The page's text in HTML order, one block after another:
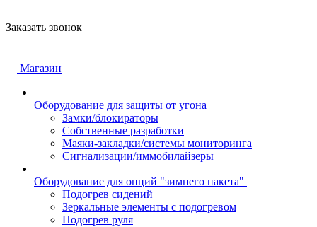
Заказать звонок
Магазин
Оборудование для защиты от угона
Замки/блокираторы
Собственные разработки
Маяки-закладки/системы мониторинга
Сигнализации/иммобилайзеры
Оборудование для опций "зимнего пакета"
Подогрев сидений
Зеркальные элементы с подогревом
Подогрев руля